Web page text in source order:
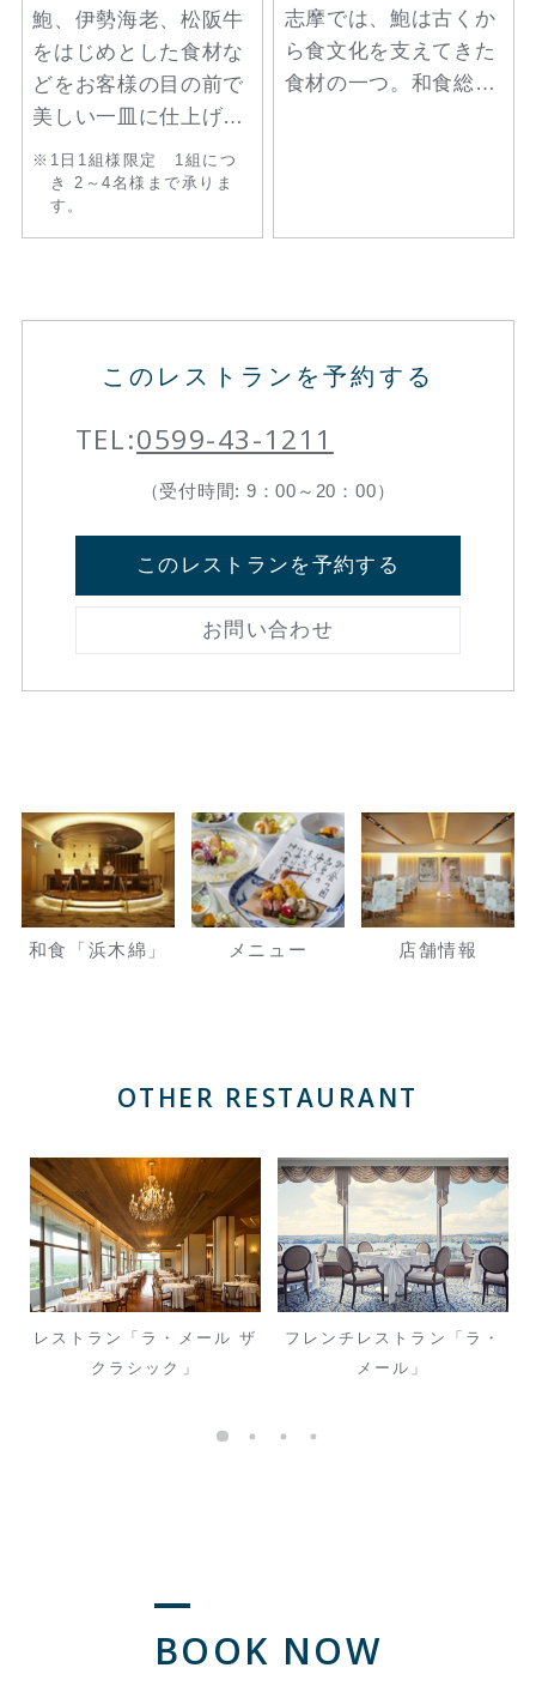
鮑、伊勢海老、松阪牛
をはじめとした食材な
どをお客様の目の前で
美しい一皿に仕上げま
す。繊細な技で表現す
る日本料理の魅力をお
愉しみください。
1日1組様限定 1組につ
き 2～4名様まで承りま
す。
志摩では、鮑は古くか
ら食文化を支えてきた
食材の一つ。和食総料
ご堪能いただけます。
【吸 物】 清水仕立
【造 り】 磯の香りの
らかく仕上げた蒸し
鮑） 肝醤油 岩戸塩
【焼 物】 鮑三味焼き
（味噌漬け 山椒 バタ
ー醤油）
（煮鮑 無花果の天ぷ
椎茸
【合 肴】 鮑の揚げ物
（唐墨身巻 白扇 あお
さ衣） 野菜二種の天ぷ
ら
【水菓子】 盛り合わせ
このレストランを予約する
TEL:0599-43-1211
（受付時間: 9：00～20：00）
このレストランを予約する
お問い合わせ
和食「浜木綿」 メニュー 店舗情報
OTHER RESTAURANT
レストラン「ラ・メール ザ
クラシック」
フレンチレストラン「ラ・
メール」
BOOK NOW